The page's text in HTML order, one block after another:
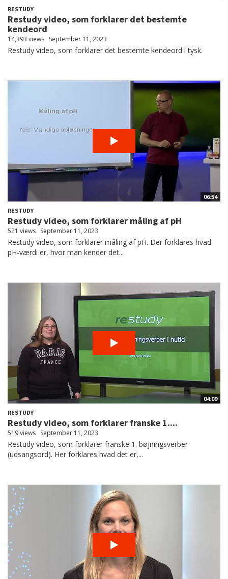
RESTUDY
Restudy video, som forklarer det bestemte
kendeord
14,393 views September 11, 2023
Restudy video, som forklarer det bestemte kendeord i tysk.
06:54
RESTUDY
Restudy video, som forklarer måling af pH
521 views September 11, 2023
Restudy video, som forklarer måling af pH. Der forklares hvad
pH-værdi er, hvor man kender det...
04:09
RESTUDY
Restudy video, som forklarer franske 1....
519 views September 11, 2023
Restudy video, som forklarer franske 1. bøjningsverber
(udsangsord). Her forklares hvad det er,...